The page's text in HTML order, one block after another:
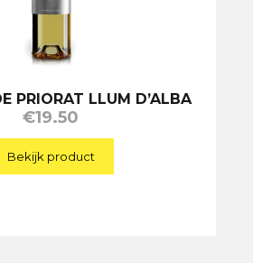
PRIORAT LLUM D’ALBA
€19.50
Bekijk product